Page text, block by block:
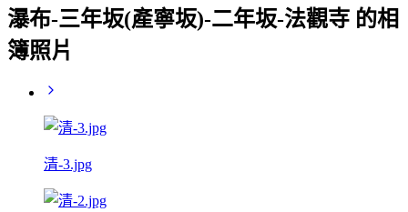
瀑布-三年坂(產寧坂)-二年坂-法觀寺 的相
簿照片
清-3.jpg